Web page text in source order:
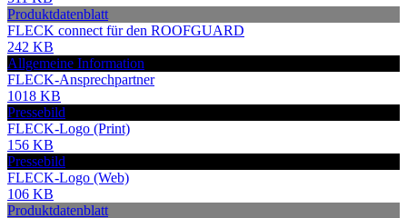
Produktdatenblatt
FLECK connect für den ROOFGUARD
242 KB
Allgemeine Information
FLECK-Ansprechpartner
1018 KB
Pressebild
FLECK-Logo (Print)
156 KB
Pressebild
FLECK-Logo (Web)
106 KB
Produktdatenblatt